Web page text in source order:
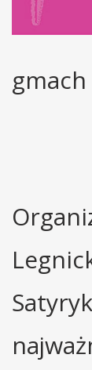
gmach